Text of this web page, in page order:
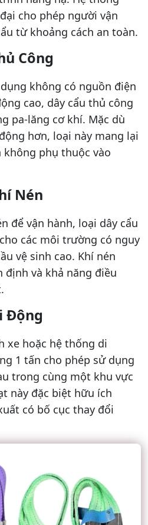
cho phép người vận
từ khoảng cách an toàn.
Công
không có nguồn điện
cao, dây cẩu thủ công
pa-lăng cơ khí. Mặc dù
hơn, loại này mang lại
phụ thuộc vào
Nén
để vận hành, loại dây cẩu
các môi trường có nguy
vệ sinh cao. Khí nén
định và khả năng điều
Động
xe hoặc hệ thống di
1 tấn cho phép sử dụng
trong cùng một khu vực
này đặc biệt hữu ích
có bố cục thay đổi